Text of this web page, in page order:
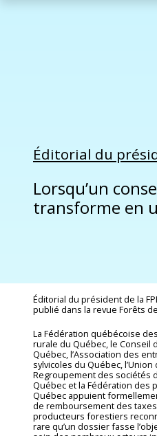
Éditorial du
Lorsqu’un
transforme en
Éditorial du président de la
publié dans la revue Forêts
La Fédération québécoise
rurale du Québec, le Conseil
Québec, l’Association des
sylvicoles du Québec,
Regroupement des sociétés
Québec et la Fédération des
Québec appuient
de remboursement des
producteurs forestiers
rare qu’un dossier fasse